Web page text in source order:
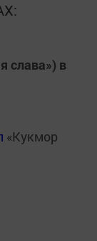
слава») в
«Кукмор